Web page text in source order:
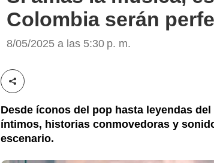
Colombia serán
8/05/2025 a las 5:30 p. m.
Compartir esta noticia
Desde íconos del pop hasta leyendas
íntimos, historias conmovedoras y
escenario.